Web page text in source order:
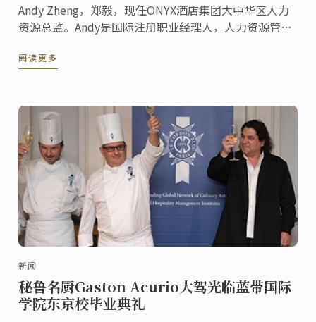
Andy Zheng，郑毅，现任ONYX酒店集团大中华区人力
资源总监。Andy是国际注册职业经理人，人力资源管理
际酒店运营及开业筹备经验，并担任多所国内外大学的
阅读更多
新闻
秘鲁名厨Gaston Acurio大驾光临蓝带国际
学院东京校毕业典礼